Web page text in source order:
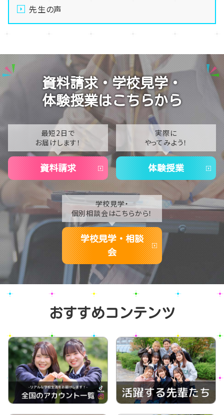
先生の声
資料請求・学校見学・
体験授業はこちらから
最短2日で
お届けします！
資料請求
実際に
やってみよう！
体験授業
学校見学・
個別相談会はこちらから！
学校見学・相談
会
おすすめコンテンツ